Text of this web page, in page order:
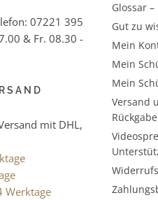
07221 395
& Fr. 08.30 -
mit DHL,
Werktage
Glossar
Gut zu
Mein
Mein
Mein
Versand